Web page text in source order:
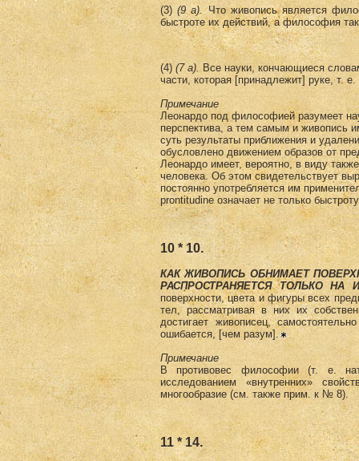
(3)(9 а). Что живопись является
быстроте их действий, а философия
(4) (7 а). Все науки, кончающиеся
части, которая [принадлежит] руке, т.
Примечание
Леонардо под философией разумеет
перспектива, а тем самым и живопись
суть результаты приближения и
обусловлено движением образов от
Леонардо имеет, вероятно, в виду
человека. Об этом свидетельствует
постоянно употребляется им
prontitudine означает не только
10 * 10.
КАК ЖИВОПИСЬ ОБНИМАЕТ
РАСПРОСТРАНЯЕТСЯ ТОЛЬКО
поверхности, цвета и фигуры всех
тел, рассматривая в них их
достигает живописец,
ошибается, [чем разум].
Примечание
В противовес философии (т. е.
исследованием «внутренних»
многообразие (см. также прим. к № 8).
11 * 14.